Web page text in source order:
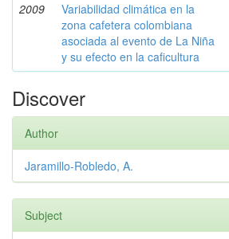
2009
Variabilidad climática en la
zona cafetera colombiana
asociada al evento de La Niña
y su efecto en la caficultura
Discover
Author
Jaramillo-Robledo, A.
Subject